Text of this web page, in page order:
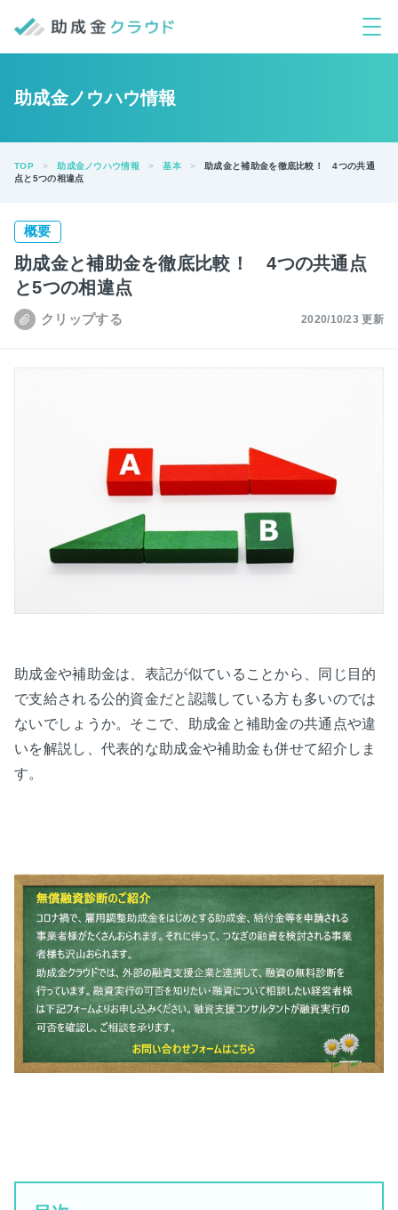
助成金ノウハウ情報
TOP 助成金ノウハウ情報 基本
助成金と補助金を徹底比較！ 4つの共通
点と5つの相違点
概要
助成金と補助金を徹底比較！ 4つの共通点
と5つの相違点
2020/10/23 更新
助成金や補助金は、表記が似ていることから、同じ目的
で支給される公的資金だと認識している方も多いのでは
ないでしょうか。そこで、助成金と補助金の共通点や違
いを解説し、代表的な助成金や補助金も併せて紹介しま
す。